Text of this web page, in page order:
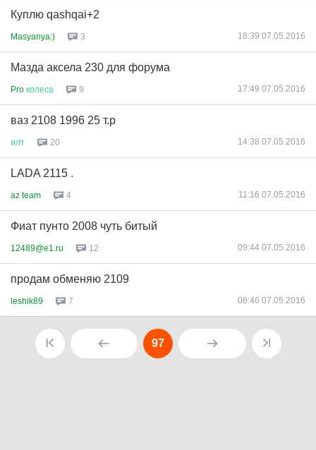
Куплю qashqai+2
Masyanya:) 3 18:39 07.05.2016
Мазда аксела 230 для форума
Pro колеса 9 17:49 07.05.2016
ваз 2108 1996 25 т.р
илт 20 14:38 07.05.2016
LADA 2115 .
az team 4 11:16 07.05.2016
Фиат пунто 2008 чуть битый
12489@e1.ru 12 09:44 07.05.2016
продам обменяю 2109
leshik89 7 06:46 07.05.2016
97